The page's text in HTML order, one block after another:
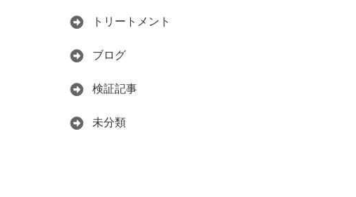
トリートメント
ブログ
検証記事
未分類